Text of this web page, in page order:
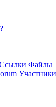
Ссылки Файлы
Участники